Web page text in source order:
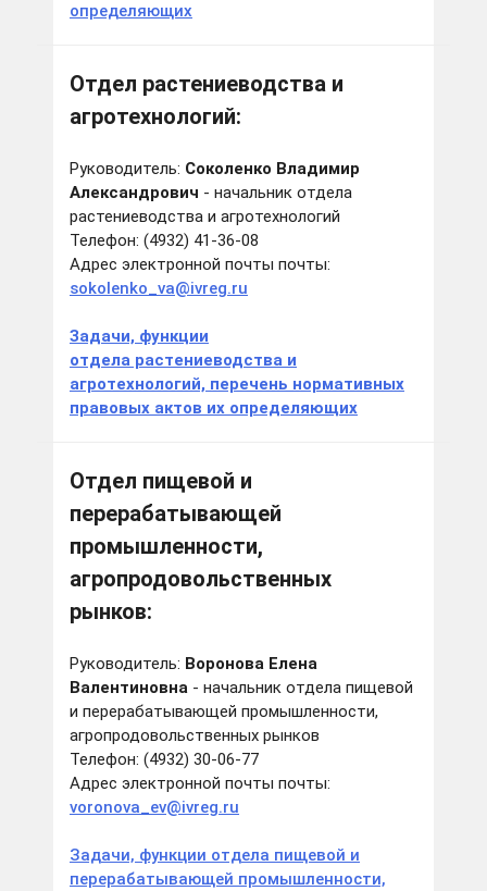
определяющих
Отдел растениеводства и
агротехнологий:
Руководитель: Соколенко Владимир
Александрович - начальник отдела
растениеводства и агротехнологий
Телефон: (4932) 41-36-08
Адрес электронной почты почты:
sokolenko_va@ivreg.ru
Задачи, функции
отдела растениеводства и
агротехнологий, перечень нормативных
правовых актов их определяющих
Отдел пищевой и
перерабатывающей
промышленности,
агропродовольственных
рынков:
Руководитель: Воронова Елена
Валентиновна - начальник отдела пищевой
и перерабатывающей промышленности,
агропродовольственных рынков
Телефон: (4932) 30-06-77
Адрес электронной почты почты:
voronova_ev@ivreg.ru
Задачи, функции отдела пищевой и
перерабатывающей промышленности,